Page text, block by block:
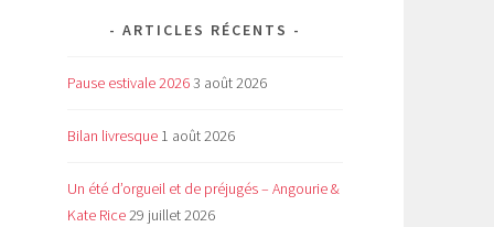
ARTICLES RÉCENTS
Pause estivale 20263 août 2026
Bilan livresque 1 août 2026
Un été d’orgueil et de préjugés – Angourie &
Kate Rice29 juillet 2026